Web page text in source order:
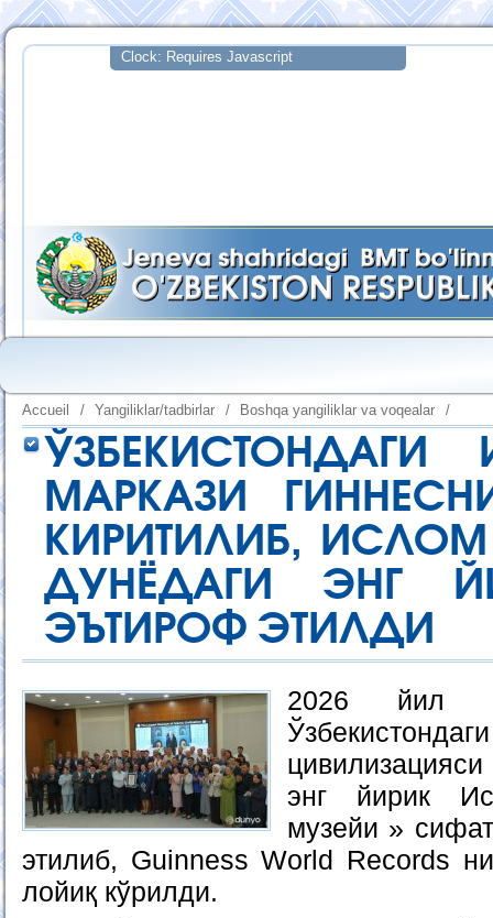
Accueil / Yangiliklar/tadbirlar / Boshqa yangiliklar va voqealar /
МАРКАЗИ
КИРИТИЛИБ,
ДУНЁДАГИ ЭНГ
ЭЪТИРОФ ЭТИЛДИ
2026 йил
энг йирик
музейи »
этилиб, Guinness World Records
лойиқ кўрилди.